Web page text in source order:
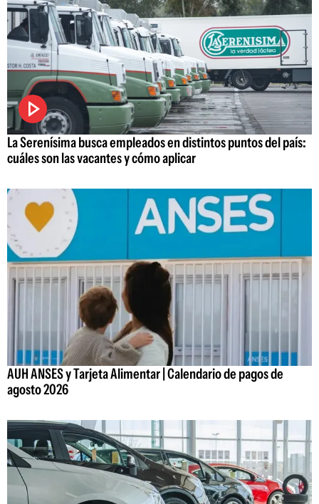
La Serenísima busca empleados en distintos puntos del país:
cuáles son las vacantes y cómo aplicar
AUH ANSES y Tarjeta Alimentar | Calendario de pagos de
agosto 2026